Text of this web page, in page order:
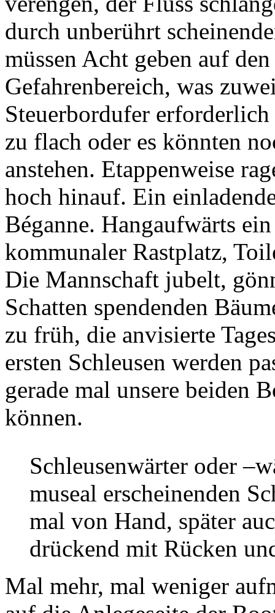
durch unberührt
müssen Acht geben auf
Gefahrenbereich, was
Steuerbordufer erforderlich
zu flach oder es könnten
anstehen. Etappenweise
hoch hinauf. Ein
Béganne. Hangaufwärts
kommunaler Rastplatz,
Die Mannschaft jubelt,
Schatten spendenden
zu früh, die anvisierte
ersten Schleusen werden
gerade mal unsere beiden
können.
Schleusenwärter oder
museal erscheinenden
mal von Hand, später
drückend mit Rücken
Mal mehr, mal weniger